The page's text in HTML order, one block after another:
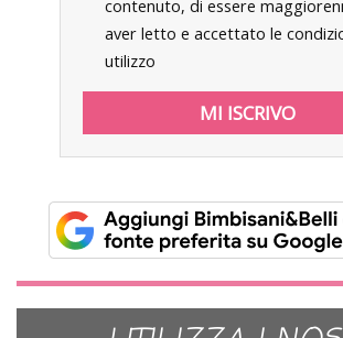
contenuto, di essere
aver letto e accettato le
utilizzo